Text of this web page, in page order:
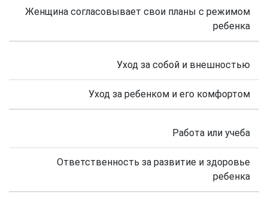
Женщина согласовывает свои планы с режимом
ребенка
Уход за собой и внешностью
Уход за ребенком и его комфортом
Работа или учеба
Ответственность за развитие и здоровье
ребенка